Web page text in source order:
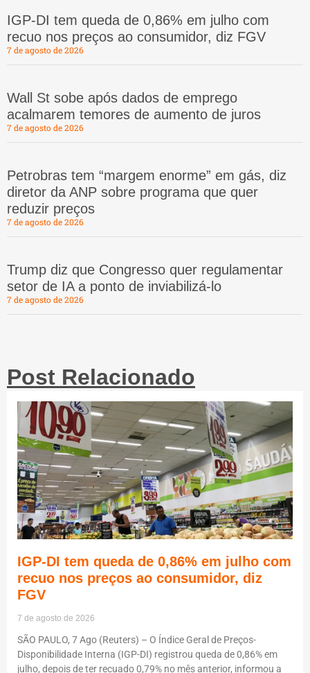
IGP-DI tem queda de 0,86% em julho com
recuo nos preços ao consumidor, diz FGV
7 de agosto de 2026
Wall St sobe após dados de emprego
acalmarem temores de aumento de juros
7 de agosto de 2026
Petrobras tem “margem enorme” em gás, diz
diretor da ANP sobre programa que quer
reduzir preços
7 de agosto de 2026
Trump diz que Congresso quer regulamentar
setor de IA a ponto de inviabilizá-lo
7 de agosto de 2026
Post Relacionado
IGP-DI tem queda de 0,86% em julho com
recuo nos preços ao consumidor, diz
FGV
7 de agosto de 2026
SÃO PAULO, 7 Ago (Reuters) – O Índice Geral de Preços-
Disponibilidade Interna (IGP-DI) registrou queda de 0,86% em
julho, depois de ter recuado 0,79% no mês anterior, informou a